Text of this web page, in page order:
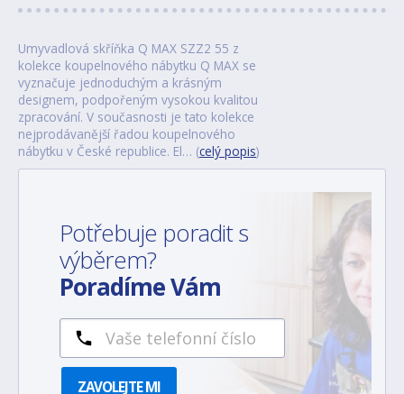
Umyvadlová skříňka Q MAX SZZ2 55 z
kolekce koupelnového nábytku Q MAX se
vyznačuje jednoduchým a krásným
designem, podpořeným vysokou kvalitou
zpracování. V současnosti je tato kolekce
nejprodávanější řadou koupelnového
nábytku v České republice. El… (celý popis)
Potřebuje poradit s
výběrem?
Poradíme Vám
ZAVOLEJTE MI